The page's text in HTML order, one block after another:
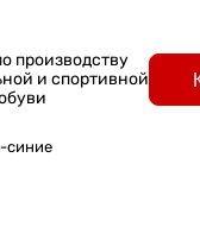
производству
и спортивной
синие